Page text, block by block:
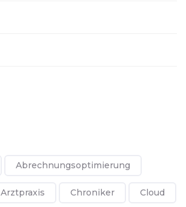
Abrechnungsoptimierung
Arztpraxis Chroniker Cloud